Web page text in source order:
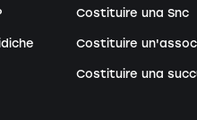
Costituire una Snc
Costituire
Costituire una